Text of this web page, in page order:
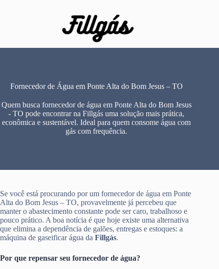
Fornecedor de Água em Ponte Alta do Bom Jesus – TO
Quem busca fornecedor de água em Ponte Alta do Bom Jesus
- TO pode encontrar na Fillgás uma solução mais prática,
econômica e sustentável. Ideal para quem consome água com
gás com frequência.
Se você está procurando por um fornecedor de água em Ponte
Alta do Bom Jesus – TO, provavelmente já percebeu que
manter o abastecimento constante pode ser caro, trabalhoso e
pouco prático. A boa notícia é que hoje existe uma alternativa
que elimina a dependência de galões, entregas e estoques: a
máquina de gaseificar água da Fillgás.
Por que repensar seu fornecedor de água?